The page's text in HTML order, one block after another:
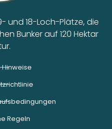
und 18-Loch-Plätze, die
Bunker auf 120 Hektar
Regeln